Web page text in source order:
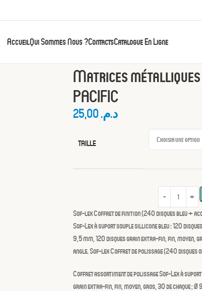
AccueilQui Sommes Nous ?ContactsCatalogue En Ligne
Matrices métalliques
PACIFIC
د.م.25,00
TAILLE
Sof-lex Coffret de finition (240 disques bleu +
Sof-Lex à suport souple sillicone bleu : 120
9,5 mm, 120 disques grain extra-fin, fin, moyen,
angle. Sof-lex Coffret de polissage (240 disques
Coffret assortiment de polissage Sof-Lex à
grain extra-fin, fin, moyen, gros, 30 de chaque ;